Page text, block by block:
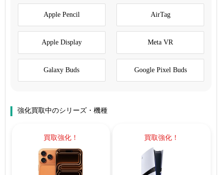
Apple Pencil AirTag
Apple Display Meta VR
Galaxy Buds Google Pixel Buds
強化買取中のシリーズ・機種
買取強化！ 買取強化！